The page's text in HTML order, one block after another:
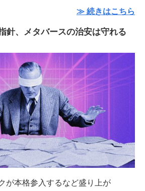
≫ 続きはこちら
針、メタバースの治安は守れる
が本格参入するなど盛り上が